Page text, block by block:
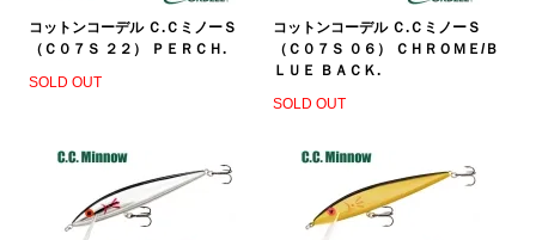
コットンコーデル Ｃ.ＣミノーＳ
（Ｃ０７Ｓ ２２） ＰＥＲＣＨ.
SOLD OUT
コットンコーデル Ｃ.ＣミノーＳ
（Ｃ０７Ｓ ０６） ＣＨＲＯＭＥ/Ｂ
ＬＵＥ ＢＡＣＫ.
SOLD OUT